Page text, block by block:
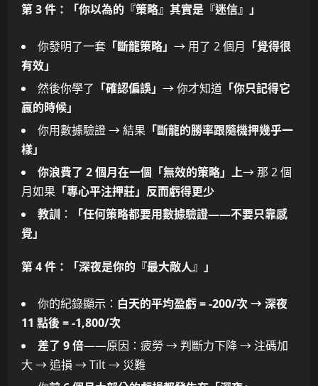
第 3 件：「你以為的『策略』其實是『迷信』」
你發明了一套 「斷龍策略」 → 用了 2 個月 「覺得很
有效」
然後你學了 「確認偏誤」 → 你才知道 「你只記得它
贏的時候」
你用數據驗證 → 結果 「斷龍的勝率跟隨機押幾乎一
樣」
你浪費了 2 個月在一個「無效的策略」上→ 那 2 個
月如果 「專心平注押莊」反而虧得更少
教訓 ：
「任何策略都要用數據驗證——不要只靠感
覺」
第 4 件：「深夜是你的『最大敵人』」
你的紀錄顯示： 白天的平均盈虧 = -200/次 → 深夜
11 點後 = -1,800/次
差了 9 倍——原因：疲勞 → 判斷力下降 → 注碼加
大 → 追損 → Tilt → 災難